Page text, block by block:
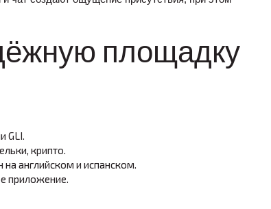
площадку
GLI.
крипто.
английском и испанском.
приложение.